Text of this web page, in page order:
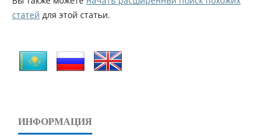
статей для этой статьи.
ИНФОРМАЦИЯ